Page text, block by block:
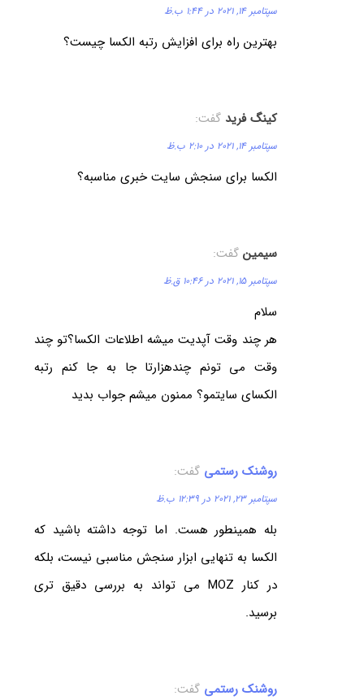
سپتامبر 14, 2021 در 1:44 ب.ظ
بهترین راه برای افزایش رتبه الکسا چیست؟
کینگ فرید گفت:
سپتامبر 14, 2021 در 2:10 ب.ظ
الکسا برای سنجش سایت خبری مناسبه؟
سیمین گفت:
سپتامبر 15, 2021 در 10:46 ق.ظ
سلام
هر چند وقت آپدیت میشه اطلاعات الکسا؟تو چند
وقت می تونم چندهزارتا جا به جا کنم رتبه
الکسای سایتمو؟ ممنون میشم جواب بدید
روشنک رستمی گفت:
سپتامبر 23, 2021 در 12:39 ب.ظ
بله همینطور هست. اما توجه داشته باشید که
الکسا به تنهایی ابزار سنجش مناسبی نیست، بلکه
در کنار MOZ می تواند به بررسی دقیق تری
برسید.
روشنک رستمی گفت: